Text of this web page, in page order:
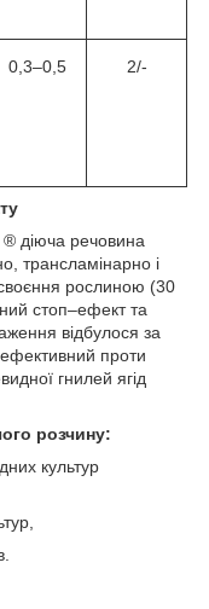
0,3–0,5 2/-
® діюча речовина
трансламінарно і
рослиною (30
стоп–ефект та
відбулося за
проти
гнилей ягід
розчину:
культур